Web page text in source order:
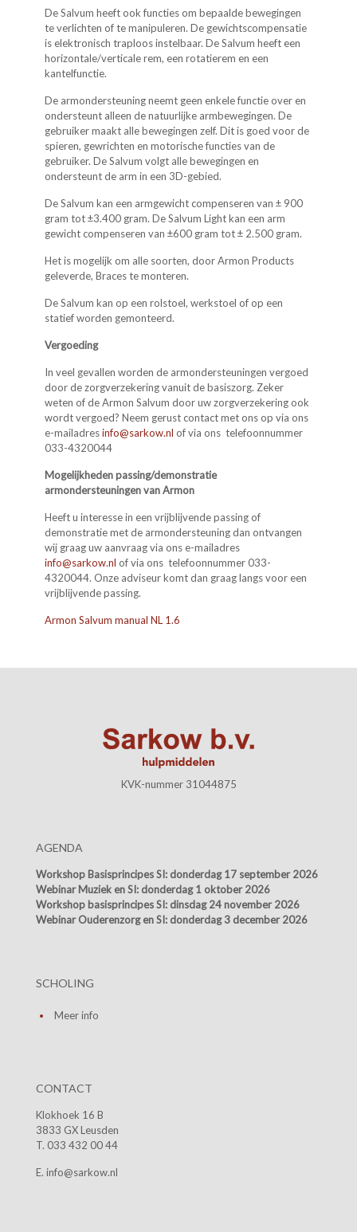
De Salvum heeft ook functies om bepaalde bewegingen
te verlichten of te manipuleren. De gewichtscompensatie
is elektronisch traploos instelbaar. De Salvum heeft een
horizontale/verticale rem, een rotatierem en een
kantelfunctie.
De armondersteuning neemt geen enkele functie over en
ondersteunt alleen de natuurlijke armbewegingen. De
gebruiker maakt alle bewegingen zelf. Dit is goed voor de
spieren, gewrichten en motorische functies van de
gebruiker. De Salvum volgt alle bewegingen en
ondersteunt de arm in een 3D-gebied.
De Salvum kan een armgewicht compenseren van ± 900
gram tot ±3.400 gram. De Salvum Light kan een arm
gewicht compenseren van ±600 gram tot ± 2.500 gram.
Het is mogelijk om alle soorten, door Armon Products
geleverde, Braces te monteren.
De Salvum kan op een rolstoel, werkstoel of op een
statief worden gemonteerd.
Vergoeding
In veel gevallen worden de armondersteuningen vergoed
door de zorgverzekering vanuit de basiszorg. Zeker
weten of de Armon Salvum door uw zorgverzekering ook
wordt vergoed? Neem gerust contact met ons op via ons
e-mailadresinfo@sarkow.nl of via ons telefoonnummer
033-4320044
Mogelijkheden passing/demonstratie
armondersteuningen van Armon
Heeft u interesse in een vrijblijvende passing of
demonstratie met de armondersteuning dan ontvangen
wij graag uw aanvraag via ons e-mailadres
info@sarkow.nl of via ons telefoonnummer 033-
4320044. Onze adviseur komt dan graag langs voor een
vrijblijvende passing.
Armon Salvum manual NL 1.6
KVK-nummer 31044875
AGENDA
Workshop Basisprincipes SI: donderdag 17 september 2026
Webinar Muziek en SI: donderdag 1 oktober 2026
Workshop basisprincipes SI: dinsdag 24 november 2026
Webinar Ouderenzorg en SI: donderdag 3 december 2026
SCHOLING
Meer info
CONTACT
Klokhoek 16 B
3833 GX Leusden
T. 033 432 00 44
E. info@sarkow.nl